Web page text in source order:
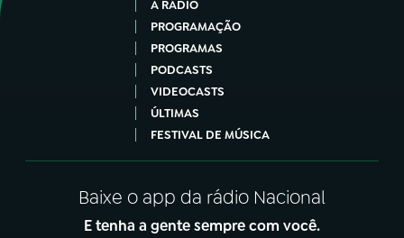
A RÁDIO
PROGRAMAÇÃO
PROGRAMAS
PODCASTS
VIDEOCASTS
ÚLTIMAS
FESTIVAL DE MÚSICA
Baixe o app da rádio Nacional
E tenha a gente sempre com você.